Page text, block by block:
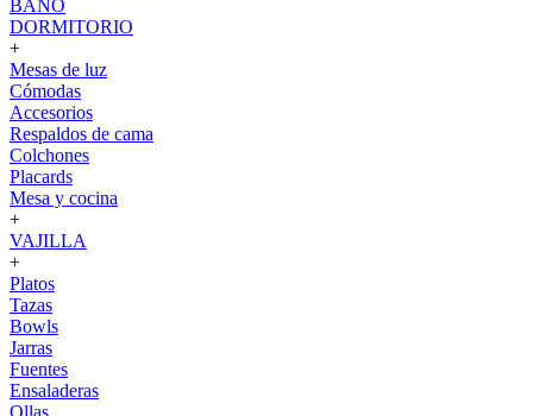
BAÑO
DORMITORIO
+
Mesas de luz
Cómodas
Accesorios
Respaldos de cama
Colchones
Placards
Mesa y cocina
+
VAJILLA
+
Platos
Tazas
Bowls
Jarras
Fuentes
Ensaladeras
Ollas